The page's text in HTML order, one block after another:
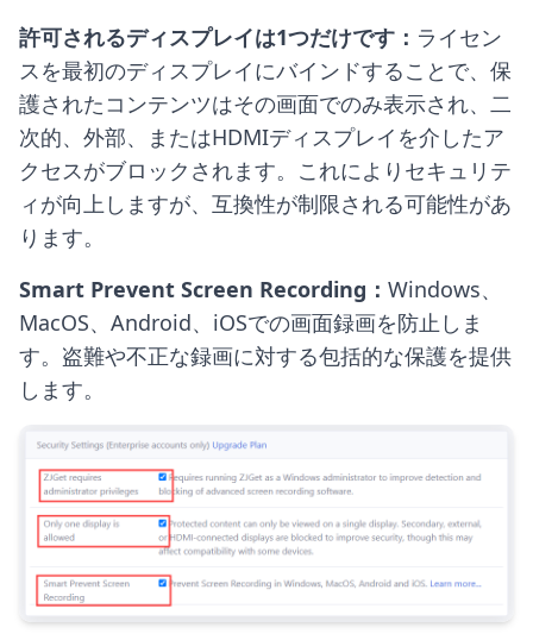
許可されるディスプレイは1つだけです： ライセン
スを最初のディスプレイにバインドすることで、保
護されたコンテンツはその画面でのみ表示され、二
次的、外部、またはHDMIディスプレイを介したア
クセスがブロックされます。これによりセキュリテ
ィが向上しますが、互換性が制限される可能性があ
ります。
Smart Prevent Screen Recording： Windows、
MacOS、Android、iOSでの画面録画を防止しま
す。盗難や不正な録画に対する包括的な保護を提供
します。